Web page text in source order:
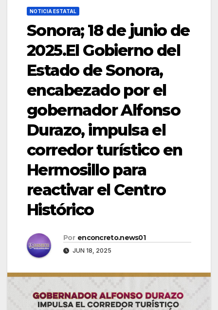
NOTICIA ESTATAL
Sonora; 18 de junio de
2025.El Gobierno del
Estado de Sonora,
encabezado por el
gobernador Alfonso
Durazo, impulsa el
corredor turístico en
Hermosillo para
reactivar el Centro
Histórico
Por enconcreto.news01
JUN 18, 2025